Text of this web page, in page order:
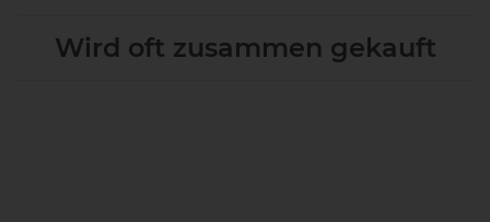
Wird oft zusammen gekauft